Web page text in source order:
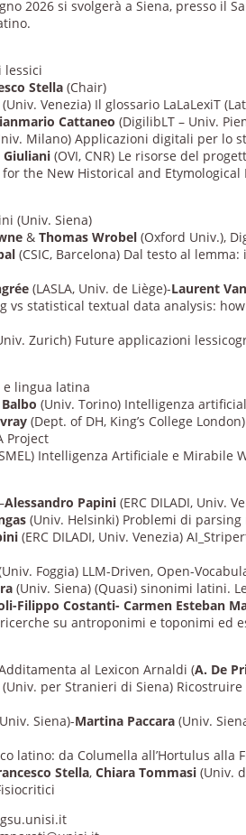
2026 si svolgerà a Siena, presso il
Stella (Chair)
(Univ. Venezia) Il glossario LaLaLexiT
Cattaneo(DigilibLT – Univ.
Milano) Applicazioni digitali per lo
Giuliani (OVI, CNR) Le risorse del
the New Historical and Etymological
(Univ. Siena)
&Thomas Wrobel (Oxford Univ.),
(CSIC, Barcelona) Dal testo al
(LASLA, Univ. de Liège)-Laurent
vs statistical textual data analysis:
Zurich) Future applicazioni
lingua latina
(Univ. Torino) Intelligenza
(Dept. of DH, King’s College
Project
Intelligenza Artificiale e Mirabile
Alessandro Papini (ERC DILADI, Univ.
(Univ. Helsinki) Problemi di
(ERC DILADI, Univ. Venezia)
Foggia) LLM-Driven, Open-
(Univ. Siena) (Quasi) sinonimi latini.
Filippo Costanti- Carmen Esteban
su antroponimi e toponimi ed
al Lexicon Arnaldi (A. De
(Univ. per Stranieri di Siena)
Siena)-Martina Paccara(Univ.
latino: da Columella all’Hortulus alla
Stella,ChiaraTommasi (Univ.